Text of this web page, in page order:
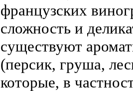
французских
сложность и
существуют
(персик, груша,
которые, в